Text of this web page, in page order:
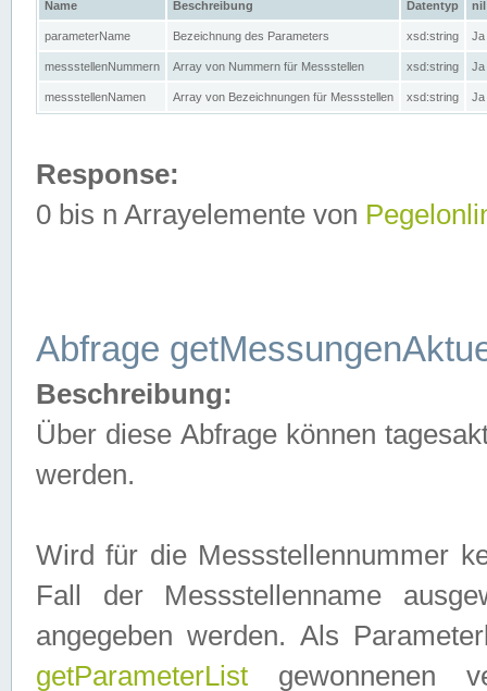
Name Beschreibung Datentyp nil
parameterName Bezeichnung des Parameters xsd:string Ja
messstellenNummern Array von Nummern für Messstellen xsd:string Ja
messstellenNamen Array von Bezeichnungen für Messstellen xsd:string Ja
Response:
0 bis n Arrayelemente von
Abfrage
Beschreibung:
Über diese Abfrage können
werden.
Wird für die Messstellennummer
Fall der Messstellenname
angegeben werden. Als
getParameterList gewonnenen